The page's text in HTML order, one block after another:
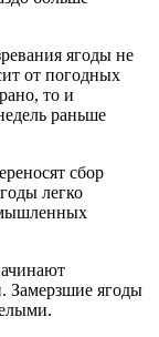
ягоды не
от погодных
то и
раньше
сбор
легко
Замерзшие ягоды